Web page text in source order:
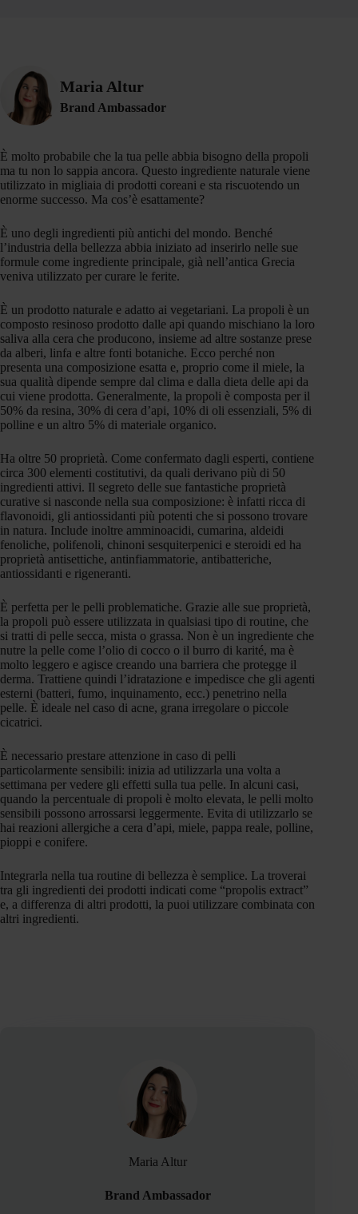
Maria Altur
Brand Ambassador
È molto probabile che la tua pelle abbia bisogno della propoli
ma tu non lo sappia ancora. Questo ingrediente naturale viene
utilizzato in migliaia di prodotti coreani e sta riscuotendo un
enorme successo. Ma cos’è esattamente?
È uno degli ingredienti più antichi del mondo. Benché
l’industria della bellezza abbia iniziato ad inserirlo nelle sue
formule come ingrediente principale, già nell’antica Grecia
veniva utilizzato per curare le ferite.
È un prodotto naturale e adatto ai vegetariani. La propoli è un
composto resinoso prodotto dalle api quando mischiano la loro
saliva alla cera che producono, insieme ad altre sostanze prese
da alberi, linfa e altre fonti botaniche. Ecco perché non
presenta una composizione esatta e, proprio come il miele, la
sua qualità dipende sempre dal clima e dalla dieta delle api da
cui viene prodotta. Generalmente, la propoli è composta per il
50% da resina, 30% di cera d’api, 10% di oli essenziali, 5% di
polline e un altro 5% di materiale organico.
Ha oltre 50 proprietà. Come confermato dagli esperti, contiene
circa 300 elementi costitutivi, da quali derivano più di 50
ingredienti attivi. Il segreto delle sue fantastiche proprietà
curative si nasconde nella sua composizione: è infatti ricca di
flavonoidi, gli antiossidanti più potenti che si possono trovare
in natura. Include inoltre amminoacidi, cumarina, aldeidi
fenoliche, polifenoli, chinoni sesquiterpenici e steroidi ed ha
proprietà antisettiche, antinfiammatorie, antibatteriche,
antiossidanti e rigeneranti.
È perfetta per le pelli problematiche. Grazie alle sue proprietà,
la propoli può essere utilizzata in qualsiasi tipo di routine, che
si tratti di pelle secca, mista o grassa. Non è un ingrediente che
nutre la pelle come l’olio di cocco o il burro di karité, ma è
molto leggero e agisce creando una barriera che protegge il
derma. Trattiene quindi l’idratazione e impedisce che gli agenti
esterni (batteri, fumo, inquinamento, ecc.) penetrino nella
pelle. È ideale nel caso di acne, grana irregolare o piccole
cicatrici.
È necessario prestare attenzione in caso di pelli
particolarmente sensibili: inizia ad utilizzarla una volta a
settimana per vedere gli effetti sulla tua pelle. In alcuni casi,
quando la percentuale di propoli è molto elevata, le pelli molto
sensibili possono arrossarsi leggermente. Evita di utilizzarlo se
hai reazioni allergiche a cera d’api, miele, pappa reale, polline,
pioppi e conifere.
Integrarla nella tua routine di bellezza è semplice. La troverai
tra gli ingredienti dei prodotti indicati come “propolis extract”
e, a differenza di altri prodotti, la puoi utilizzare combinata con
altri ingredienti.
Maria Altur
Brand Ambassador